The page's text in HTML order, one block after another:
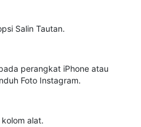
Salin Tautan.
perangkat iPhone atau
Foto Instagram.
alat.